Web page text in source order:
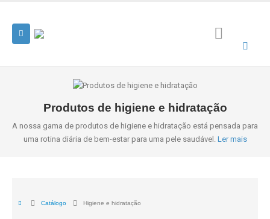
Produtos de higiene e hidratação
A nossa gama de produtos de higiene e hidratação está pensada para
uma rotina diária de bem-estar para uma pele saudável. Ler mais
Catálogo Higiene e hidratação